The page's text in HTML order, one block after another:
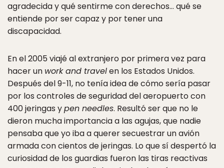
agradecida y qué sentirme con derechos… qué se
entiende por ser capaz y por tener una
discapacidad.
En el 2005 viajé al extranjero por primera vez para
hacer un work and travelen los Estados Unidos.
Después del 9-11, no tenía idea de cómo sería pasar
por los controles de seguridad del aeropuerto con
400 jeringas ypen needles. Resultó ser que no le
dieron mucha importancia a las agujas, que nadie
pensaba que yo iba a querer secuestrar un avión
armada con cientos de jeringas. Lo que sí despertó la
curiosidad de los guardias fueron las tiras reactivas